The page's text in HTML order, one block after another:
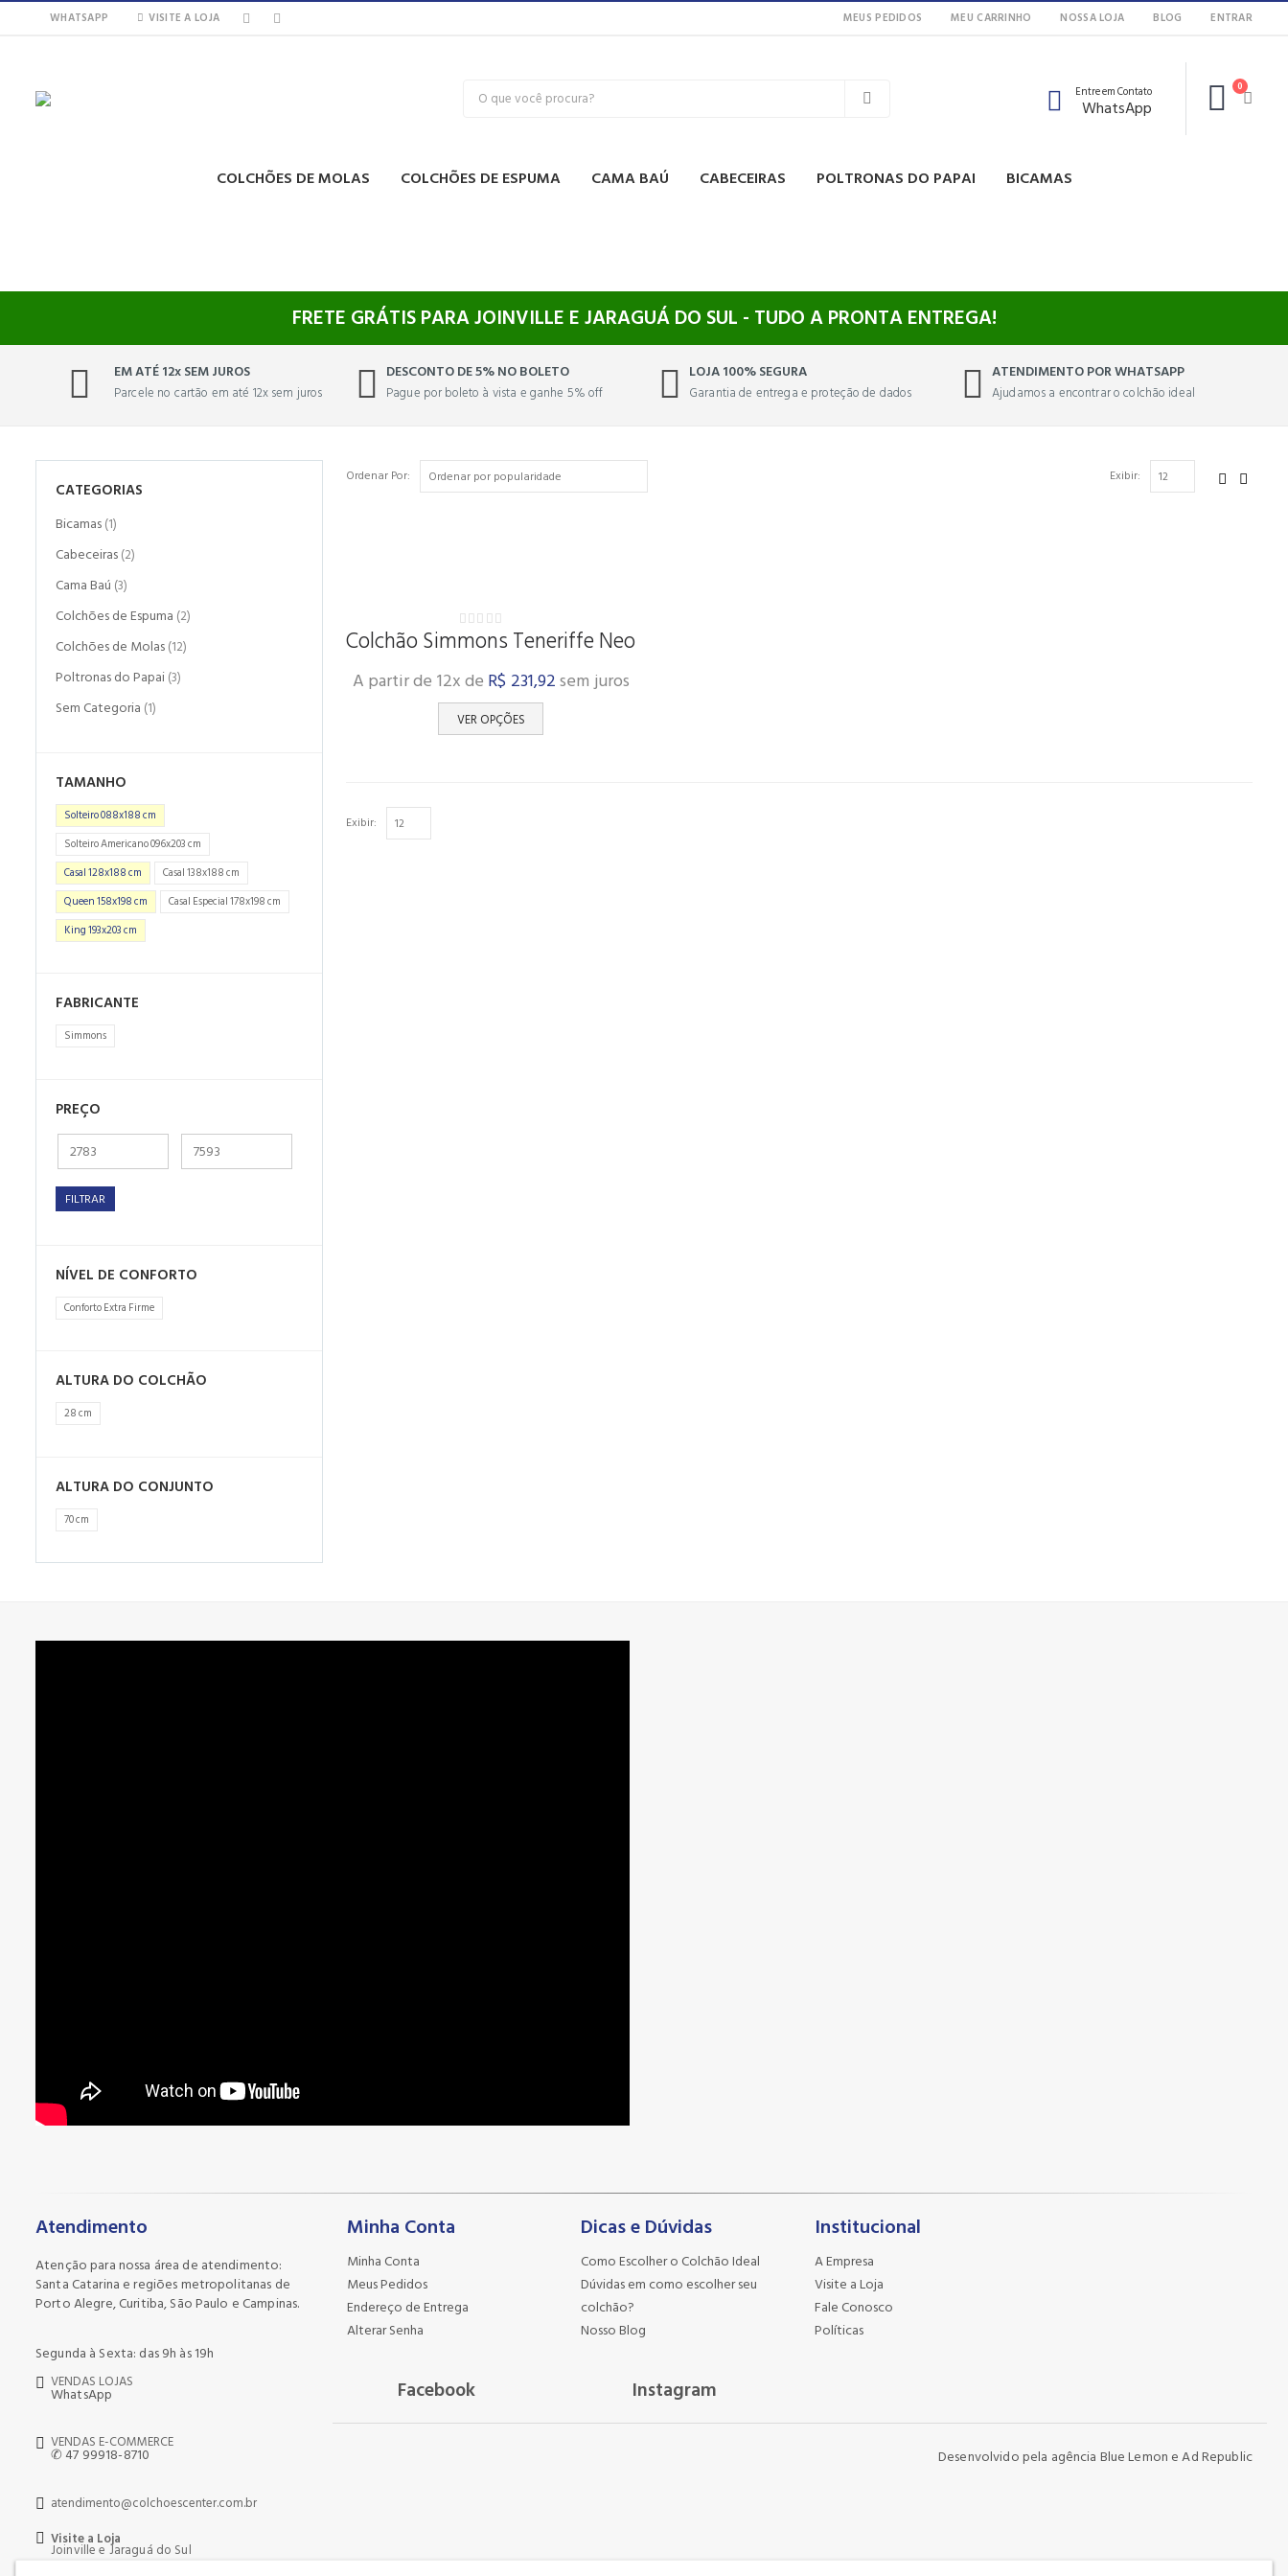
WHATSAPP VISITE A LOJA MEUS PEDIDOS MEU CARRINHO NOSSA LOJA BLOG ENTRAR
Entre em Contato
WhatsApp
0
COLCHÕES DE MOLAS COLCHÕES DE ESPUMA CAMA BAÚ CABECEIRAS POLTRONAS DO PAPAI BICAMAS
FRETE GRÁTIS PARA JOINVILLE E JARAGUÁ DO SUL - TUDO A PRONTA ENTREGA!
EM ATÉ 12x SEM JUROS
Parcele no cartão em até 12x sem juros
DESCONTO DE 5% NO BOLETO
Pague por boleto à vista e ganhe 5% off
LOJA 100% SEGURA
Garantia de entrega e proteção de dados
ATENDIMENTO POR WHATSAPP
Ajudamos a encontrar o colchão ideal
Ordenar Por: Exibir:
0
out
5
Colchão Simmons Teneriffe Neo
A partir de 12x de R$ 231,92sem juros
VER OPÇÕES
Exibir:
CATEGORIAS
Bicamas(1)
Cabeceiras(2)
Cama Baú (3)
Colchões de Espuma (2)
Colchões de Molas(12)
Poltronas do Papai(3)
Sem Categoria (1)
TAMANHO
Solteiro 088x188 cm
Solteiro Americano 096x203 cm
Casal 128x188 cm
Casal 138x188 cm
Queen 158x198 cm
Casal Especial 178x198 cm
King 193x203 cm
FABRICANTE
Simmons
PREÇO
FILTRAR
NÍVEL DE CONFORTO
Conforto Extra Firme
ALTURA DO COLCHÃO
28 cm
ALTURA DO CONJUNTO
70 cm
Atendimento
Atenção para nossa área de atendimento:
Santa Catarina e regiões metropolitanas de
Porto Alegre, Curitiba, São Paulo e Campinas.
Segunda à Sexta: das 9h às 19h
VENDAS LOJAS
WhatsApp
VENDAS E-COMMERCE
✆ 47 99918-8710
atendimento@colchoescenter.com.br
Visite a Loja
Joinville e Jaraguá do Sul
Minha Conta
Minha Conta
Meus Pedidos
Endereço de Entrega
Alterar Senha
Dicas e Dúvidas
Como Escolher o Colchão Ideal
Dúvidas em como escolher seu
colchão?
Nosso Blog
Institucional
A Empresa
Visite a Loja
Fale Conosco
Políticas
Facebook Instagram
Desenvolvido pela agência Blue Lemon eAd Republic